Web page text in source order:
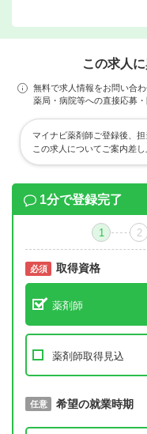
この求人
無料で求人情報をお問い合わ
薬局・病院等への直接応募
マイナビ薬剤師ご登録後、
この求人についてご案内差し
1分で登録完了
1 2
必須 取得資格
薬剤師
薬剤師取得見込
必須 取得予定年
任意 希望の就業時期